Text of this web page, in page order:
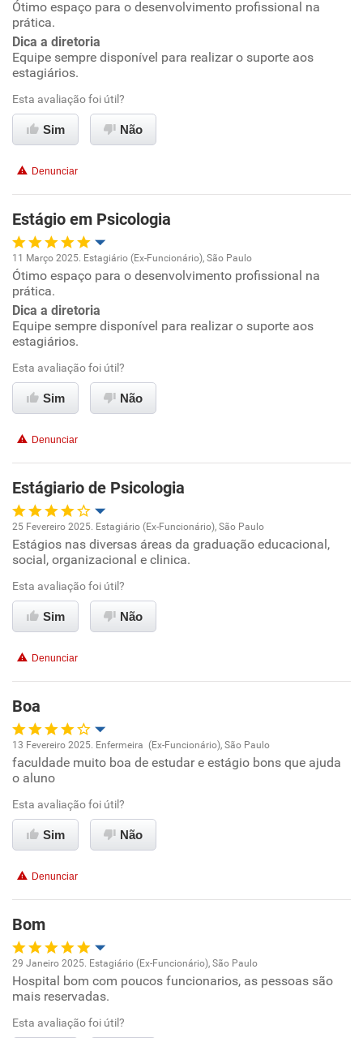
Oportunidade de promoção
Ambiente de trabalho
Benefícios
Recomenda esta empresa
Recomenda a diretoria
Ótimo espaço para o desenvolvimento profissional na
prática.
Dica a diretoria
Equipe sempre disponível para realizar o suporte aos
estagiários.
Esta avaliação foi útil?
Sim Não
Denunciar
Estágio em Psicologia
Oportunidade de promoção
Ambiente de trabalho
Benefícios
Recomenda esta empresa
Recomenda a diretoria
11 Março 2025. Estagiário (Ex-Funcionário), São Paulo
Ótimo espaço para o desenvolvimento profissional na
prática.
Dica a diretoria
Equipe sempre disponível para realizar o suporte aos
estagiários.
Esta avaliação foi útil?
Sim Não
Denunciar
Estágiario de Psicologia
Oportunidade de promoção
Ambiente de trabalho
Conciliação com a vida familiar
25 Fevereiro 2025. Estagiário (Ex-Funcionário), São Paulo
Estágios nas diversas áreas da graduação educacional,
social, organizacional e clinica.
Esta avaliação foi útil?
Sim Não
Denunciar
Boa
Oportunidade de promoção
Ambiente de trabalho
Conciliação com a vida familiar
Recomenda a diretoria
13 Fevereiro 2025. Enfermeira (Ex-Funcionário), São Paulo
faculdade muito boa de estudar e estágio bons que ajuda
o aluno
Esta avaliação foi útil?
Sim Não
Denunciar
Bom
Oportunidade de promoção
Ambiente de trabalho
29 Janeiro 2025. Estagiário (Ex-Funcionário), São Paulo
Hospital bom com poucos funcionarios, as pessoas são
mais reservadas.
Esta avaliação foi útil?